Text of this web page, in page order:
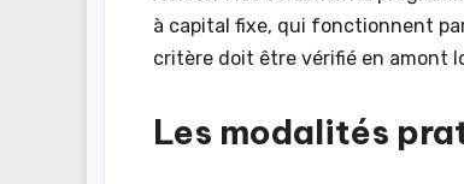
à capital fixe, qui fonctionnent
critère doit être vérifié en amont
Les modalités